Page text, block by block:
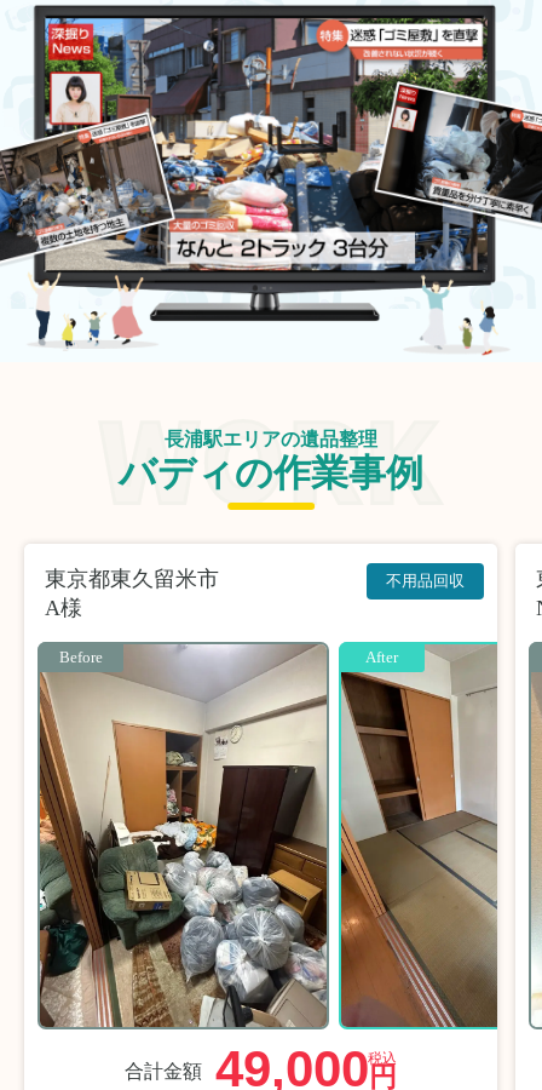
長浦駅エリアの遺品整理
バディの作業事例
東京都東久留米市
A様
不用品回収
Before After
合計金額 49,000円
税込